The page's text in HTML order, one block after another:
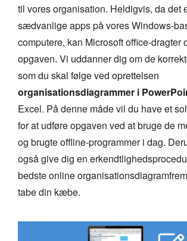
til vores organisation. Heldigvis, da det
sædvanlige apps på vores Windows-
computere, kan Microsoft office-dragter
opgaven. Vi uddanner dig om de
som du skal følge ved oprettelsen
organisationsdiagrammer i
Excel. På denne måde vil du have et
for at udføre opgaven ved at bruge de
og brugte offline-programmer i dag.
også give dig en
bedste online
tabe din kæbe.